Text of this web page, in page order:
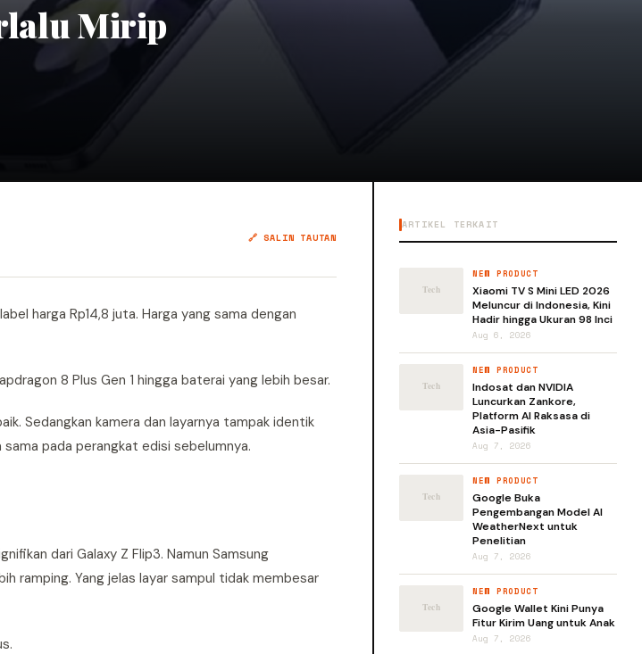
Mirip
🔗 SALIN TAUTAN
harga Rp14,8 juta. Harga yang sama dengan
8 Plus Gen 1 hingga baterai yang lebih besar.
Sedangkan kamera dan layarnya tampak identik
pada perangkat edisi sebelumnya.
dari Galaxy Z Flip3. Namun Samsung
ramping. Yang jelas layar sampul tidak membesar
ARTIKEL TERKAIT
NEW PRODUCT
Xiaomi TV S Mini LED 2026
Meluncur di Indonesia, Kini
Hadir hingga Ukuran 98 Inci
Aug 6, 2026
NEW PRODUCT
Indosat dan NVIDIA
Luncurkan Zankore,
Platform AI Raksasa di
Asia-Pasifik
Aug 7, 2026
NEW PRODUCT
Google Buka
Pengembangan Model AI
WeatherNext untuk
Penelitian
Aug 7, 2026
NEW PRODUCT
Google Wallet Kini Punya
Fitur Kirim Uang untuk Anak
Aug 7, 2026